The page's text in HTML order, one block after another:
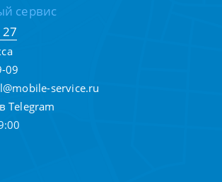
сервис
09
service.ru
Telegram